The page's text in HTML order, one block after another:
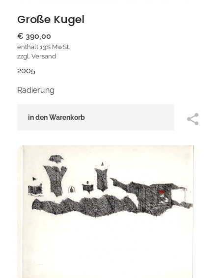
Große Kugel
€ 390,00
enthält 13% MwSt.
zzgl. Versand
2005
Radierung
in den Warenkorb